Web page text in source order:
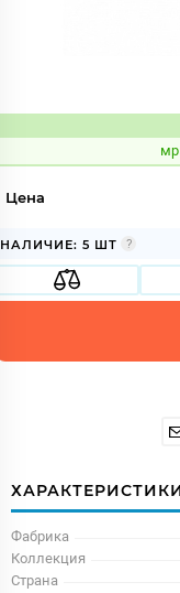
Цена
НАЛИЧИЕ: 5 ШТ
Фабрика
Коллекция
Страна